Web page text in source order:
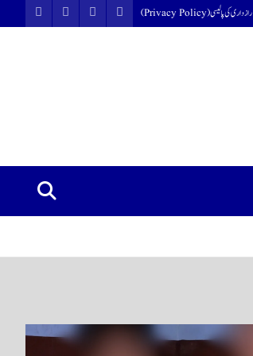
رازداری کی پالیسی (Privacy Policy)